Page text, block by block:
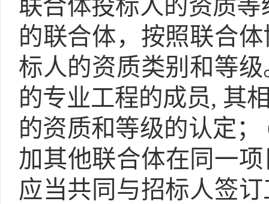
联合体投标人的资质
的联合体，按照联合
标人的资质类别和等
的专业工程的成员, 其
的资质和等级的认定
加其他联合体在同一
应当共同与招标人签